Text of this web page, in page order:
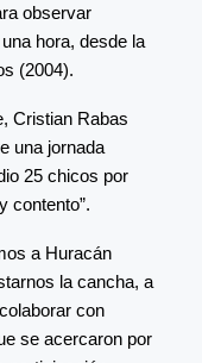
observar
hora, desde la
(2004).
Cristian Rabas
una jornada
25 chicos por
contento”.
a Huracán
la cancha, a
con
se acercaron por